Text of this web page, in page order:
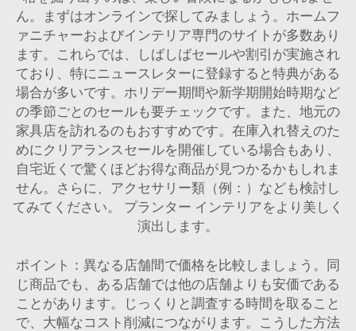
ん。まずはオンラインで探してみましょう。ホームフ
ァニチャーおよびインテリア専門のサイトが多数あり
ます。これらでは、しばしばセールや割引が実施され
ており、特にニュースレターに登録すると特典がある
場合が多いです。ホリデー期間や新学期開始時期など
の季節ごとのセールも要チェックです。また、地元の
家具店を訪れるのもおすすめです。在庫入れ替えのた
めにクリアランスセールを開催している場合もあり、
自宅近くで驚くほどお得な商品が見つかるかもしれま
せん。さらに、アクセサリー類（例：）なども検討し
てみてください。 プランター インテリアをより美しく
演出します。
ポイント：異なる店舗間で価格を比較しましょう。同
じ商品でも、ある店舗では他の店舗よりも安価である
ことがあります。じっくりと調査する時間を取ること
で、大幅なコスト削減につながります。こうした方法